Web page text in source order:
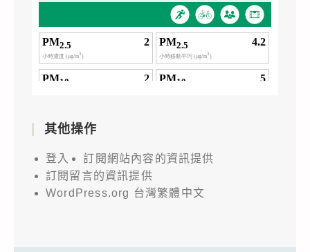
其他操作
登入
訂閱網站內容的資訊提供
訂閱留言的資訊提供
WordPress.org 台灣繁體中文